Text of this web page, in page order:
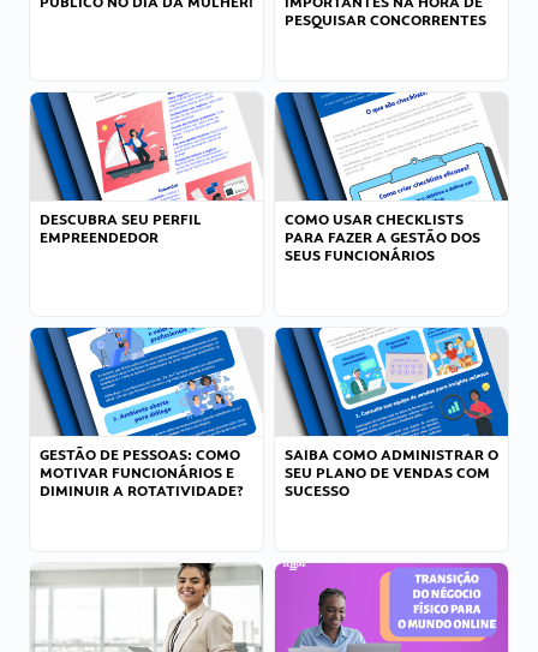
PESQUISAR CONCORRENTES
DESCUBRA SEU PERFIL
EMPREENDEDOR
COMO USAR CHECKLISTS
PARA FAZER A GESTÃO DOS
SEUS FUNCIONÁRIOS
GESTÃO DE PESSOAS: COMO
MOTIVAR FUNCIONÁRIOS E
DIMINUIR A ROTATIVIDADE?
SAIBA COMO ADMINISTRAR O
SEU PLANO DE VENDAS COM
SUCESSO